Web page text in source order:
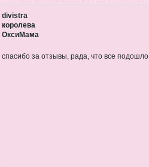
divistra
королева
ОксиМама
спасибо за отзывы, рада, что все подошло